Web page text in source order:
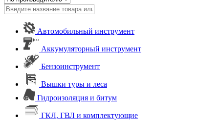
Автомобильный инструмент
Аккумуляторный инструмент
Бензоинструмент
Вышки туры и леса
Гидроизоляция и битум
ГКЛ, ГВЛ и комплектующие